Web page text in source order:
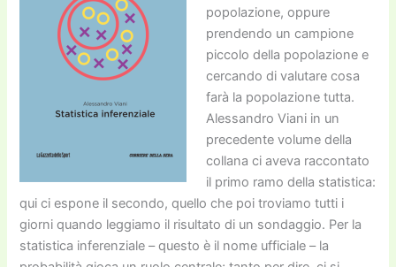
popolazione, oppure
prendendo un campione
piccolo della popolazione e
cercando di valutare cosa
farà la popolazione tutta.
Alessandro Viani in un
precedente volume della
collana ci aveva raccontato
il primo ramo della statistica:
qui ci espone il secondo, quello che poi troviamo tutti i
giorni quando leggiamo il risultato di un sondaggio. Per la
statistica inferenziale – questo è il nome ufficiale – la